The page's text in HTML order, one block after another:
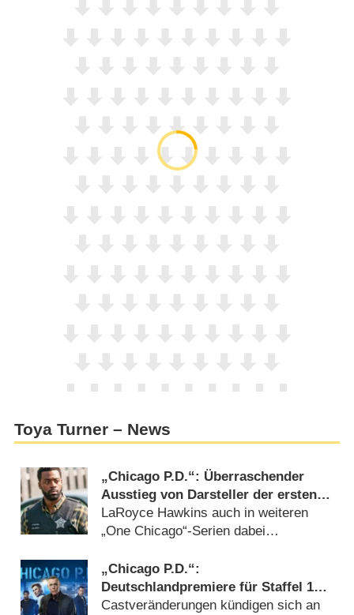
Toya Turner – News
„Chicago P.D.“: Überraschender
Ausstieg von Darsteller der ersten
Stunde nach 13 Staffeln
LaRoyce Hawkins auch in weiteren
„One Chicago“-Serien dabei
„Chicago P.D.“:
Deutschlandpremiere für Staffel 12
bestätigt
Castveränderungen kündigen sich an